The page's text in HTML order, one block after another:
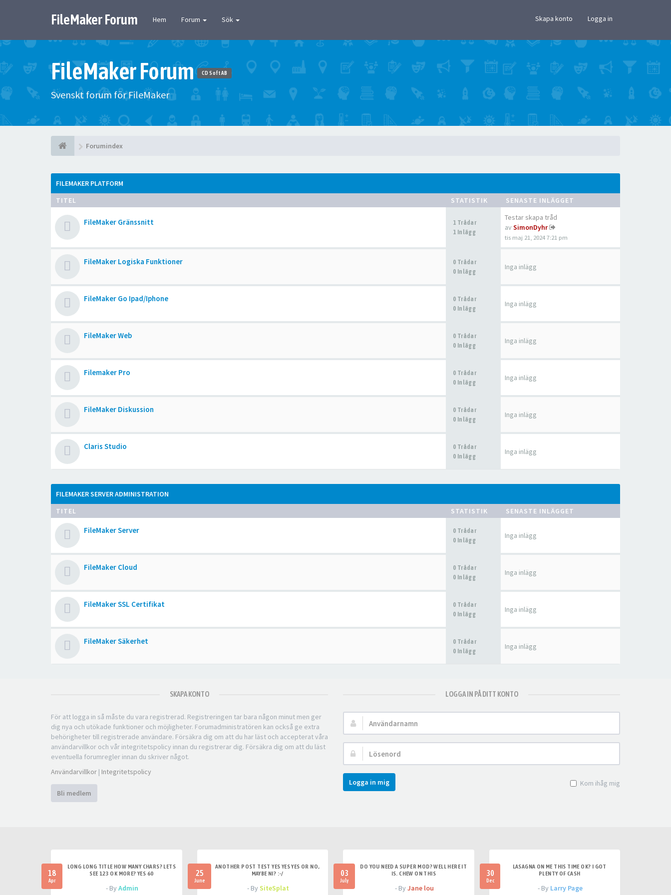
FileMaker Forum Hem Forum Sök Skapa konto Logga in
FileMaker Forum CD Soft AB
Svenskt forum för FileMaker
Forumindex
FILEMAKER PLATFORM
TITEL
STATISTIK SENASTE INLÄGGET
FileMaker Gränssnitt
1 Trådar
1 Inlägg
Testar skapa tråd
av SimonDyhr
tis maj 21, 2024 7:21 pm
FileMaker Logiska Funktioner
0 Trådar
0 Inlägg
Inga inlägg
FileMaker Go Ipad/Iphone
0 Trådar
0 Inlägg
Inga inlägg
FileMaker Web
0 Trådar
0 Inlägg
Inga inlägg
Filemaker Pro
0 Trådar
0 Inlägg
Inga inlägg
FileMaker Diskussion
0 Trådar
0 Inlägg
Inga inlägg
Claris Studio
0 Trådar
0 Inlägg
Inga inlägg
FILEMAKER SERVER ADMINISTRATION
TITEL
STATISTIK SENASTE INLÄGGET
FileMaker Server
0 Trådar
0 Inlägg
Inga inlägg
FileMaker Cloud
0 Trådar
0 Inlägg
Inga inlägg
FileMaker SSL Certifikat
0 Trådar
0 Inlägg
Inga inlägg
FileMaker Säkerhet
0 Trådar
0 Inlägg
Inga inlägg
SKAPA KONTO
För att logga in så måste du vara registrerad. Registreringen tar bara någon minut men ger
dig nya och utökade funktioner och möjligheter. Forumadministratören kan också ge extra
behörigheter till registrerade användare. Försäkra dig om att du har läst och accepterat våra
användarvillkor och vår integritetspolicy innan du registrerar dig. Försäkra dig om att du läst
eventuella forumregler innan du skriver något.
Användarvillkor | Integritetspolicy
Bli medlem
LOGGA IN PÅ DITT KONTO
Användarnamn:
Lösenord:
Kom ihåg mig
Logga in mig
18
Apr
LONG LONG TITLE HOW MANY CHARS? LETS
SEE 123 OK MORE? YES 60
- ByAdmin
25
June
ANOTHER POST TEST YES YES YES OR NO,
MAYBE NI? :-/
- BySiteSplat
03
July
DO YOU NEED A SUPER MOD? WELL HERE IT
IS. CHEW ON THIS
- By Jane lou
30
Dec
LASAGNA ON ME THIS TIME OK? I GOT
PLENTY OF CASH
- By Larry Page